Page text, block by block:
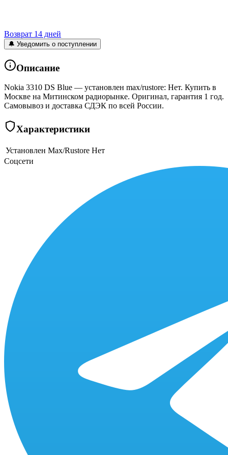
Возврат 14 дней
🔔 Уведомить о поступлении
Описание
Nokia 3310 DS Blue — установлен max/rustore: Нет. Купить в
Москве на Митинском радиорынке. Оригинал, гарантия 1 год.
Самовывоз и доставка СДЭК по всей России.
Характеристики
Установлен Max/Rustore Нет
Соцсети